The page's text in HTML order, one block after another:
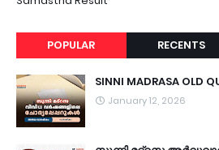
POPULAR RECENTS
SINNI MADRASA OLD
January 12, 2026